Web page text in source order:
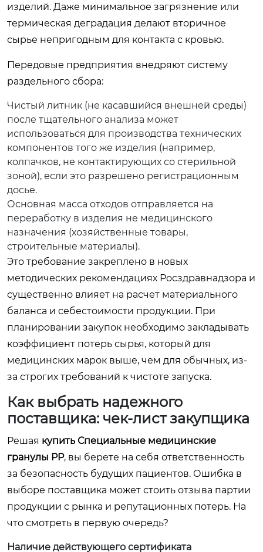
изделий. Даже минимальное загрязнение или
термическая деградация делают вторичное
сырье непригодным для контакта с кровью.
Передовые предприятия внедряют систему
раздельного сбора:
Чистый литник (не касавшийся внешней среды)
после тщательного анализа может
использоваться для производства технических
компонентов того же изделия (например,
колпачков, не контактирующих со стерильной
зоной), если это разрешено регистрационным
досье.
Основная масса отходов отправляется на
переработку в изделия не медицинского
назначения (хозяйственные товары,
строительные материалы).
Это требование закреплено в новых
методических рекомендациях Росздравнадзора и
существенно влияет на расчет материального
баланса и себестоимости продукции. При
планировании закупок необходимо закладывать
коэффициент потерь сырья, который для
медицинских марок выше, чем для обычных, из-
за строгих требований к чистоте запуска.
Как выбрать надежного
поставщика: чек-лист закупщика
Решая купить Специальные медицинские
гранулы PP, вы берете на себя ответственность
за безопасность будущих пациентов. Ошибка в
выборе поставщика может стоить отзыва партии
продукции с рынка и репутационных потерь. На
что смотреть в первую очередь?
Наличие действующего сертификата